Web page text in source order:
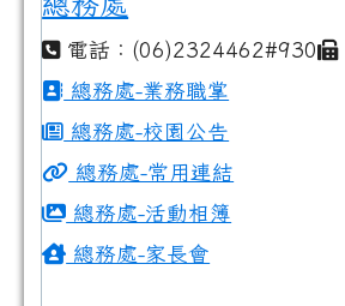
電話：(06)2324462#930
總務處-業務職掌
總務處-校園公告
總務處-常用連結
總務處-活動相簿
總務處-家長會